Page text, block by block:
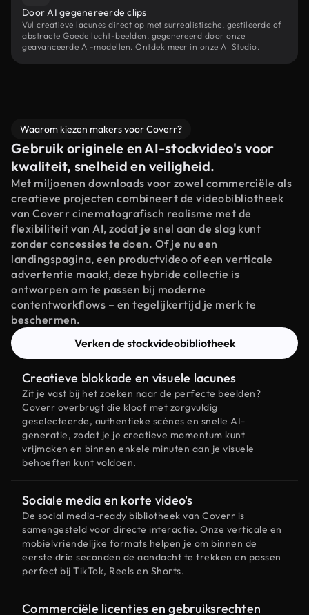
Door AI gegenereerde clips
Vul creatieve lacunes direct op met surrealistische, gestileerde of
abstracte Goede lucht-beelden, gegenereerd door onze
geavanceerde AI-modellen. Ontdek meer in onze AI Studio.
Waarom kiezen makers voor Coverr?
Gebruik originele en AI-stockvideo's voor
kwaliteit, snelheid en veiligheid.
Met miljoenen downloads voor zowel commerciële als
creatieve projecten combineert de videobibliotheek
van Coverr cinematografisch realisme met de
flexibiliteit van AI, zodat je snel aan de slag kunt
zonder concessies te doen. Of je nu een
landingspagina, een productvideo of een verticale
advertentie maakt, deze hybride collectie is
ontworpen om te passen bij moderne
contentworkflows – en tegelijkertijd je merk te
beschermen.
Verken de stockvideobibliotheek
Creatieve blokkade en visuele lacunes
Zit je vast bij het zoeken naar de perfecte beelden?
Coverr overbrugt die kloof met zorgvuldig
geselecteerde, authentieke scènes en snelle AI-
generatie, zodat je je creatieve momentum kunt
vrijmaken en binnen enkele minuten aan je visuele
behoeften kunt voldoen.
Sociale media en korte video's
De social media-ready bibliotheek van Coverr is
samengesteld voor directe interactie. Onze verticale en
mobielvriendelijke formats helpen je om binnen de
eerste drie seconden de aandacht te trekken en passen
perfect bij TikTok, Reels en Shorts.
Commerciële licenties en gebruiksrechten